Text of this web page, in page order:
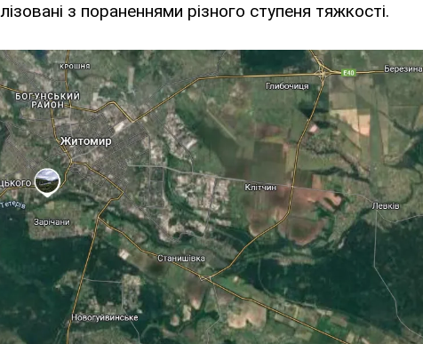
з пораненнями різного ступеня тяжкості.